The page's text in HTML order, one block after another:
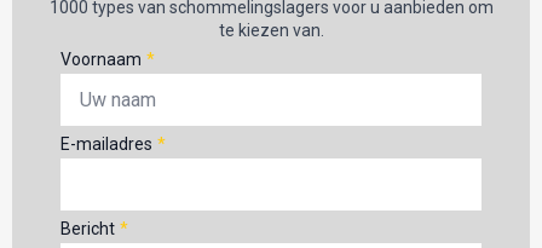
1000 types van schommelingslagers voor u aanbieden om
te kiezen van.
Voornaam *
E-mailadres *
Bericht *